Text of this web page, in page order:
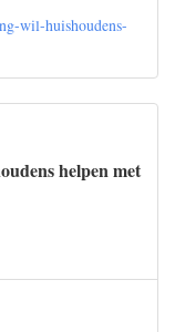
wil-huishoudens-
helpen met